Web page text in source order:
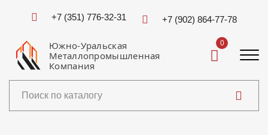
+7 (351) 776-32-31 +7 (902) 864-77-78
Южно-Уральская
Металлопромышленная
Компания
0